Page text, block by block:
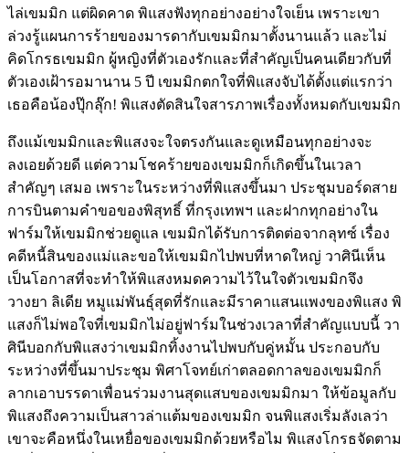
ไล่เขมมิก แต่ผิดคาด พิแสงฟังทุกอย่างอย่างใจเย็น เพราะเขา
ล่วงรู้แผนการร้ายของมารดากับเขมมิกมาตั้งนานแล้ว และไม่
คิดโกรธเขมมิก ผู้หญิงที่ตัวเองรักและที่สำคัญเป็นคนเดียวกับที่
ตัวเองเฝ้ารอมานาน 5 ปี เขมมิกตกใจที่พิแสงจับได้ตั้งแต่แรกว่า
เธอคือน้องปุ๊กลุ๊ก! พิแสงตัดสินใจสารภาพเรื่องทั้งหมดกับเขมมิก
ถึงแม้เขมมิกและพิแสงจะใจตรงกันและดูเหมือนทุกอย่างจะ
ลงเอยด้วยดี แต่ความโชคร้ายของเขมมิกก็เกิดขึ้นในเวลา
สำคัญๆ เสมอ เพราะในระหว่างที่พิแสงขึ้นมา ประชุมบอร์ดสาย
การบินตามคำขอของพิสุทธิ์ ที่กรุงเทพฯ และฝากทุกอย่างใน
ฟาร์มให้เขมมิกช่วยดูแล เขมมิกได้รับการติดต่อจากลุทซ์ เรื่อง
คดีหนี้สินของแม่และขอให้เขมมิกไปพบที่หาดใหญ่ วาศินีเห็น
เป็นโอกาสที่จะทำให้พิแสงหมดความไว้ในใจตัวเขมมิกจึง
วางยา ลิเดีย หมูแม่พันธุ์สุดที่รักและมีราคาแสนแพงของพิแสง พิ
แสงก็ไม่พอใจที่เขมมิกไม่อยู่ฟาร์มในช่วงเวลาที่สำคัญแบบนี้ วา
ศินีบอกกับพิแสงว่าเขมมิกทิ้งงานไปพบกับคู่หมั้น ประกอบกับ
ระหว่างที่ขึ้นมาประชุม พิศาโจทย์เก่าตลอดกาลของเขมมิกก็
ลากเอาบรรดาเพื่อนร่วมงานสุดแสบของเขมมิกมา ให้ข้อมูลกับ
พิแสงถึงความเป็นสาวล่าแต้มของเขมมิก จนพิแสงเริ่มลังเลว่า
เขาจะคือหนึ่งในเหยื่อของเขมมิกด้วยหรือไม พิแสงโกรธจัดตาม